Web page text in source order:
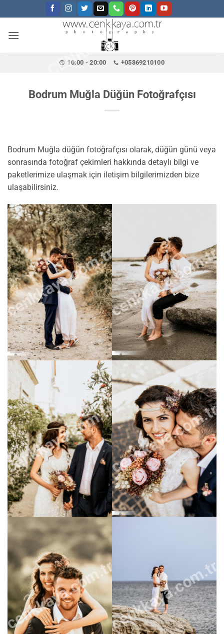
atla
CENKKAYA.COM.TR
10:00 - 20:00 +05369210100
Bodrum Muğla Düğün Fotoğrafçısı
Bodrum Muğla düğün fotoğrafçısı olarak, düğün günü veya
sonrasında fotoğraf çekimleri hakkında detaylı bilgi ve
paketlerimize ulaşmak için iletişim bilgilerimizden bize
ulaşabilirsiniz.
cenkkaya.com.trcenkkaya.com.tr
cenkkaya.com.trcenkkaya.com.tr
cenkkaya.com.trcenkkaya.com.tr